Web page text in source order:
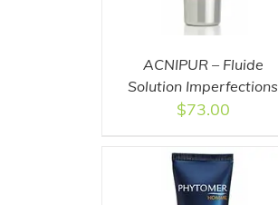
ACNIPUR – Fluide
Solution Imperfections
$73.00